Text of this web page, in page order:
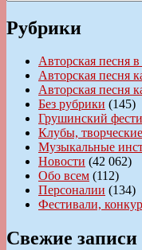
Рубрики
Авторская песня
Авторская песня
Авторская песня
Без рубрики (145)
Грушинский
Клубы,
Музыкальные
Новости (42 062)
Обо всем (112)
Персоналии (134)
Фестивали,
Свежие записи